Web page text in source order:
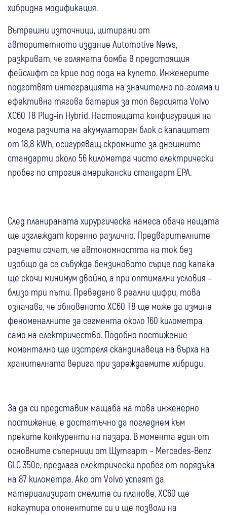
хибридна модификация.
Вътрешни източници, цитирани от
авторитетното издание Automotive News,
разкриват, че голямата бомба в предстоящия
фейслифт се крие под пода на купето. Инженерите
подготвят интеграцията на значително по-голяма и
ефективна тягова батерия за топ версията Volvo
XC60 T8 Plug-in Hybrid. Настоящата конфигурация на
модела разчита на акумулаторен блок с капацитет
от 18,8 kWh, осигуряващ скромните за днешните
стандарти около 56 километра чисто електрически
пробег по строгия американски стандарт EPA.
След планираната хирургическа намеса обаче нещата
ще изглеждат коренно различно. Предварителните
разчети сочат, че автономността на ток без
изобщо да се събужда бензиновото сърце под капака
ще скочи минимум двойно, а при оптимални условия –
близо три пъти. Преведено в реални цифри, това
означава, че обновеното XC60 T8 ще може да измине
феноменалните за сегмента около 160 километра
само на електричество. Подобно постижение
моментално ще изстреля скандинавеца на върха на
хранителната верига при зареждаемите хибриди.
За да си представим мащаба на това инженерно
постижение, е достатъчно да погледнем към
преките конкуренти на пазара. В момента един от
основните съперници от Щутгарт – Mercedes-Benz
GLC 350e, предлага електрически пробег от порядъка
на 87 километра. Ако от Volvo успеят да
материализират смелите си планове, XC60 ще
нокаутира опонентите си и ще позволи на